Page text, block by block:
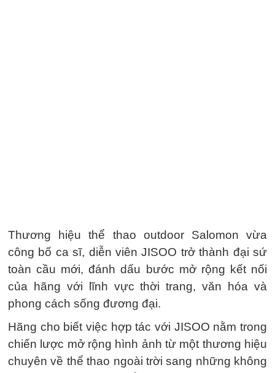
Thương hiệu thể thao outdoor Salomon vừa
công bố ca sĩ, diễn viên JISOO trở thành đại sứ
toàn cầu mới, đánh dấu bước mở rộng kết nối
của hãng với lĩnh vực thời trang, văn hóa và
phong cách sống đương đại.
Hãng cho biết việc hợp tác với JISOO nằm trong
chiến lược mở rộng hình ảnh từ một thương hiệu
chuyên về thể thao ngoài trời sang những không